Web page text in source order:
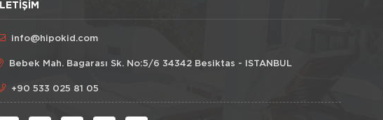
İLETIŞIM
info@hipokid.com
Bebek Mah. Bagarası Sk. No:5/6 34342 Besiktas - ISTANBUL
+90 533 025 81 05